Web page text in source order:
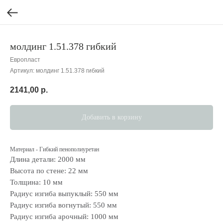
молдинг 1.51.378 гибкий
Европласт
Артикул: молдинг 1.51.378 гибкий
2141,00 р.
Добавить в корзину
Материал - Гибкий пенополиуретан
Длина детали: 2000 мм
Высота по стене: 22 мм
Толщина: 10 мм
Радиус изгиба выпуклый: 550 мм
Радиус изгиба вогнутый: 550 мм
Радиус изгиба арочный: 1000 мм